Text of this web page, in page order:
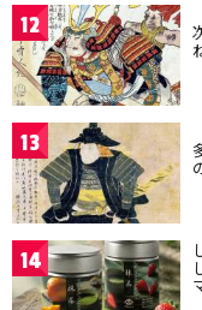
12
13
14